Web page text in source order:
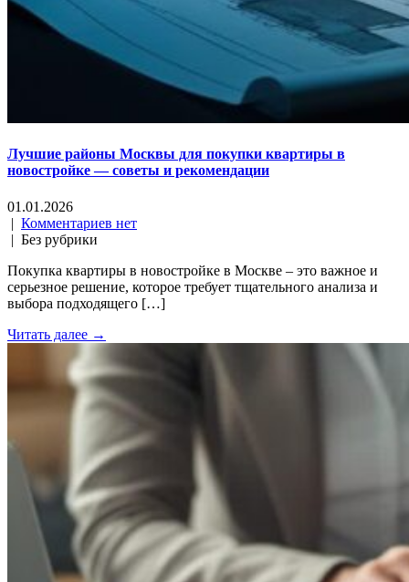
Лучшие районы Москвы для покупки квартиры в
новостройке — советы и рекомендации
01.01.2026
| Комментариев нет
| Без рубрики
Покупка квартиры в новостройке в Москве – это важное и
серьезное решение, которое требует тщательного анализа и
выбора подходящего […]
Читать далее →